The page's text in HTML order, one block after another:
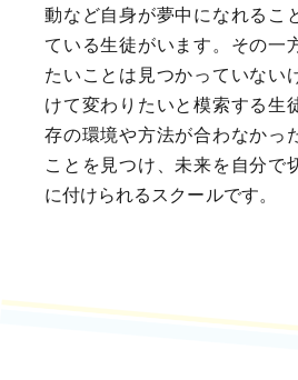
動など自身が夢中になれるこ
ている生徒がいます。その一
たいことは見つかっていない
けて変わりたいと模索する生
存の環境や方法が合わなかっ
ことを見つけ、未来を自分で
に付けられるスクールです。